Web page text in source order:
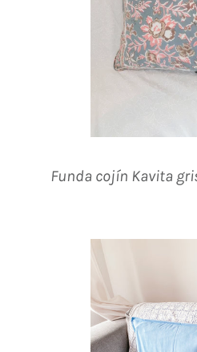
Funda cojín Kavita